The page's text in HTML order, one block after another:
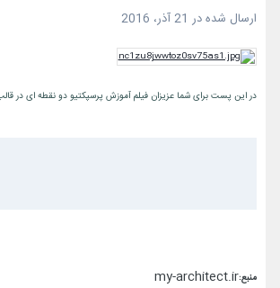
ارسال شده در 21 آذر، 2016
در این پست برای شما عزیزان فیلم آموزش پرسپکتیو دو نقطه ای در
منبع:my-architect.ir